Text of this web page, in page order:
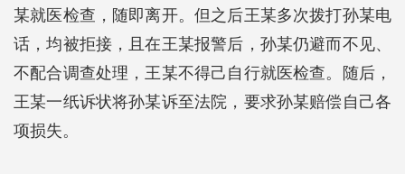
某就医检查，随即离开。但之后王某多次拨打孙某电
话，均被拒接，且在王某报警后，孙某仍避而不见、
不配合调查处理，王某不得己自行就医检查。随后，
王某一纸诉状将孙某诉至法院，要求孙某赔偿自己各
项损失。